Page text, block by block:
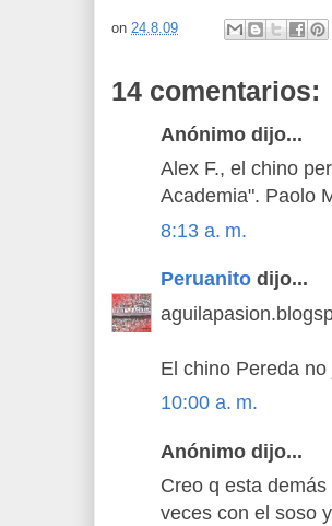
on 24.8.09
14 comentarios:
Anónimo dijo...
Alex F., el chino
Academia". Paolo
8:13 a. m.
Peruanito dijo...
El chino Pereda
10:00 a. m.
Anónimo dijo...
Creo q esta
veces con el soso